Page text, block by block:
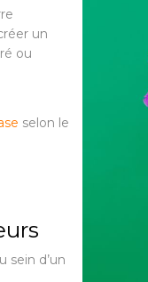
un
ou
selon le
sein d’un